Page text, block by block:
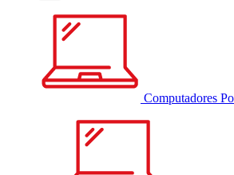
Computadores